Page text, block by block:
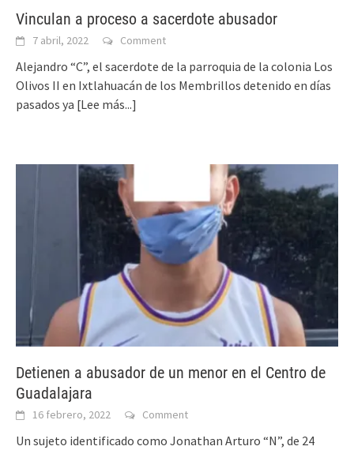
Vinculan a proceso a sacerdote abusador
7 abril, 2022 Comment
Alejandro “C”, el sacerdote de la parroquia de la colonia Los
Olivos II en Ixtlahuacán de los Membrillos detenido en días
pasados ya [Lee más...]
Detienen a abusador de un menor en el Centro de
Guadalajara
16 febrero, 2022 Comment
Un sujeto identificado como Jonathan Arturo “N”, de 24